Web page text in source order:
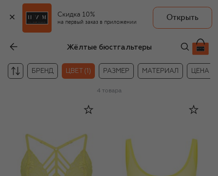
Скидка 10%
на первый заказ в приложении
Открыть
Жёлтые бюстгальтеры
БРЕНД ЦВЕТ (1) РАЗМЕР МАТЕРИАЛ ЦЕНА
4 товара